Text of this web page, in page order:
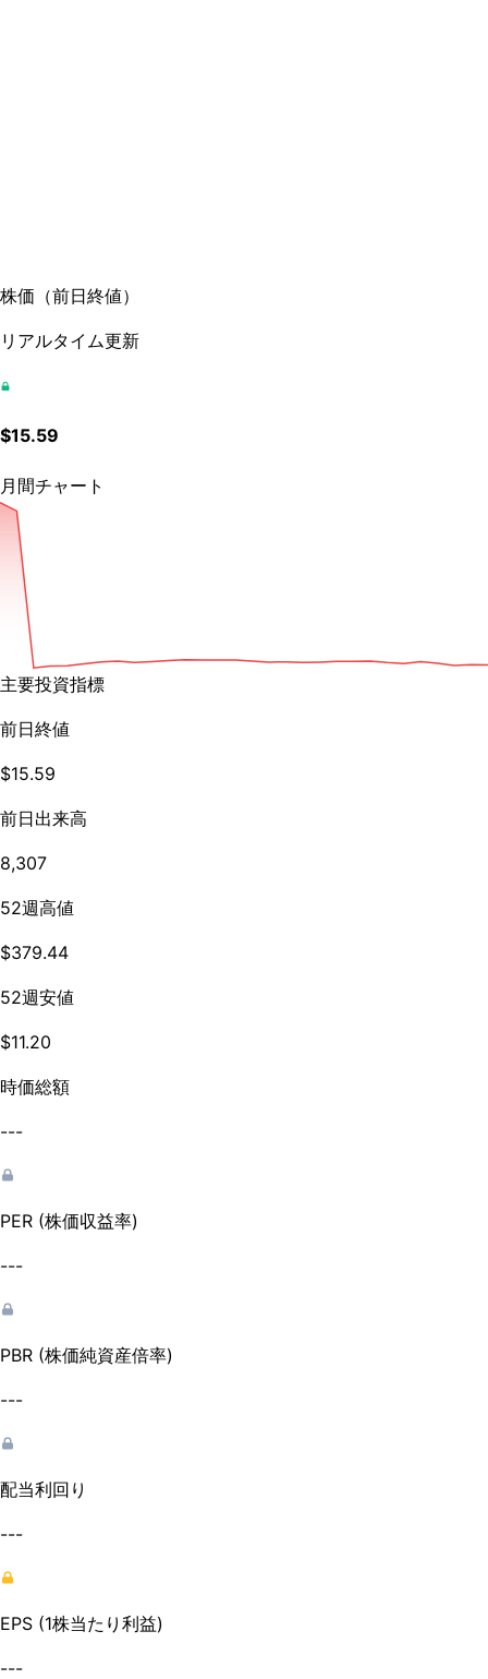
株価 （前日終値）
リアルタイム更新
$15.59
月間チャート
主要投資指標
前日終値
$15.59
前日出来高
8,307
52週高値
$379.44
52週安値
$11.20
時価総額
---
PER (株価収益率)
---
PBR (株価純資産倍率)
---
配当利回り
---
EPS (1株当たり利益)
---